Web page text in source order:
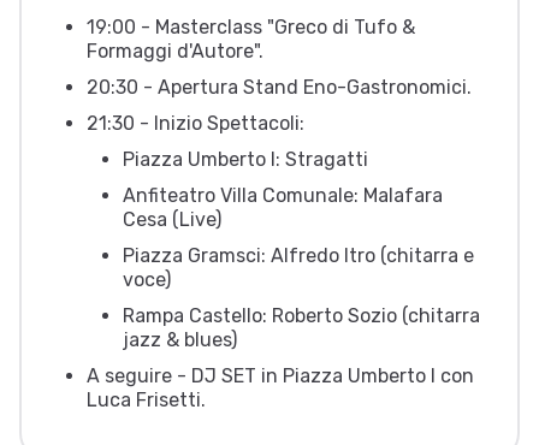
19:00 - Masterclass "Greco di Tufo &
Formaggi d'Autore".
20:30 - Apertura Stand Eno-Gastronomici.
21:30 - Inizio Spettacoli:
Piazza Umberto I: Stragatti
Anfiteatro Villa Comunale: Malafara
Cesa (Live)
Piazza Gramsci: Alfredo Itro (chitarra e
voce)
Rampa Castello: Roberto Sozio (chitarra
jazz & blues)
A seguire - DJ SET in Piazza Umberto I con
Luca Frisetti.